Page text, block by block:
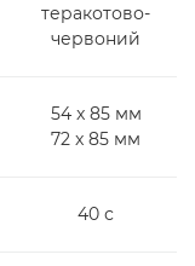
теракотово-
червоний
54 x 85 мм
72 x 85 мм
40 с